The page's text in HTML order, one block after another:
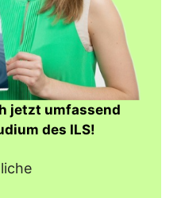
jetzt umfassend
des ILS!